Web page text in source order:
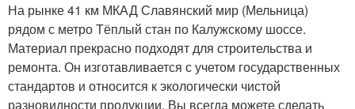
На рынке 41 км МКАД Славянский мир (Мельница)
рядом с метро Тёплый стан по Калужскому шоссе.
Материал прекрасно подходят для строительства и
ремонта. Он изготавливается с учетом государственных
стандартов и относится к экологически чистой
разновидности продукции. Вы всегда можете сделать